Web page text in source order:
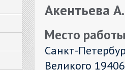
Акентьева
Место
Санкт-
Великого